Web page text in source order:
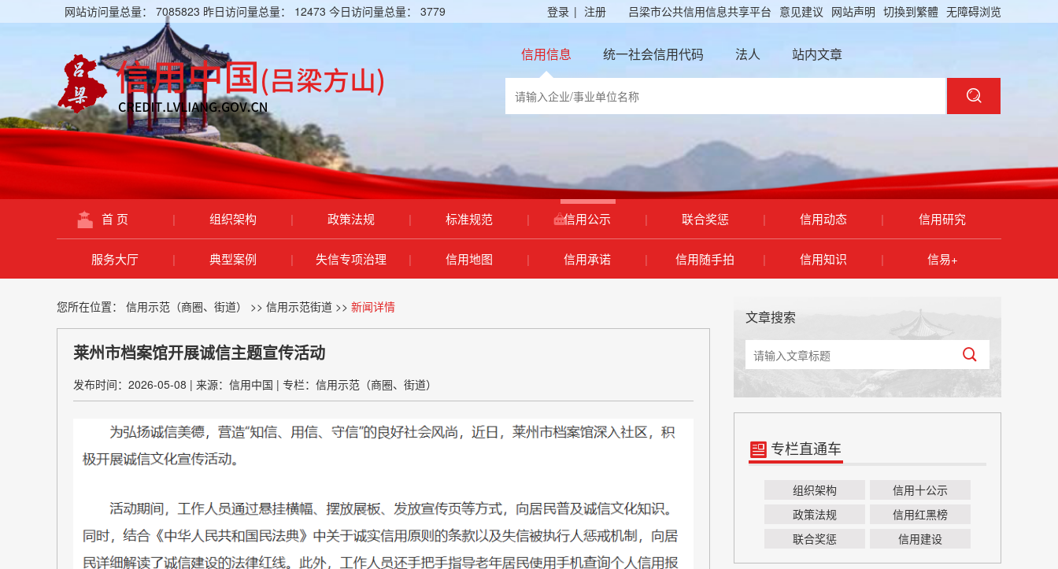
网站访问量总量： 7085823 昨日访问量总量： 12473 今日访问量总量： 3779 无障碍浏览
切換到繁體
网站声明
意见建议
吕梁市公共信用信息共享平台
登录 | 注册
信用信息 统一社会信用代码 法人 站内文章
首 页 | 组织架构 | 政策法规 | 标准规范 | 信用公示 | 联合奖惩 | 信用动态 | 信用研究
服务大厅 | 典型案例 | 失信专项治理 | 信用地图 | 信用承诺 | 信用随手拍 | 信用知识 | 信易+
您所在位置： 信用示范（商圈、街道） >> 信用示范街道 >> 新闻详情
莱州市档案馆开展诚信主题宣传活动
发布时间：2026-05-08 | 来源：信用中国 | 专栏：信用示范（商圈、街道）
文章搜索
专栏直通车
组织架构
信用十公示
政策法规
信用红黑榜
联合奖惩
信用建设